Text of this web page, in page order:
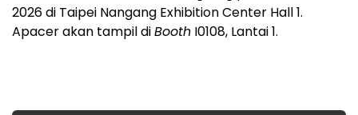
2026 di Taipei Nangang Exhibition Center Hall 1.
Apacer akan tampil diBooth I0108, Lantai 1.